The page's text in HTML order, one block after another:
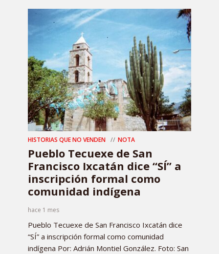
HISTORIAS QUE NO VENDEN NOTA
Pueblo Tecuexe de San
Francisco Ixcatán dice “SÍ” a
inscripción formal como
comunidad indígena
hace 1 mes
Pueblo Tecuexe de San Francisco Ixcatán dice
“SÍ” a inscripción formal como comunidad
indígena Por: Adrián Montiel González. Foto: San